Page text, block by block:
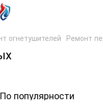
огнетушителей Ремонт
По популярности